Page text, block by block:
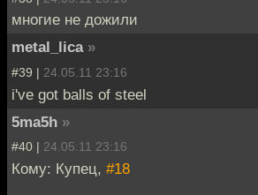
многие не дожили
metal_lica »
#39 | 24.05.11 23:16
i've got balls of steel
5ma5h »
#40 | 24.05.11 23:16
Кому: Купец, #18